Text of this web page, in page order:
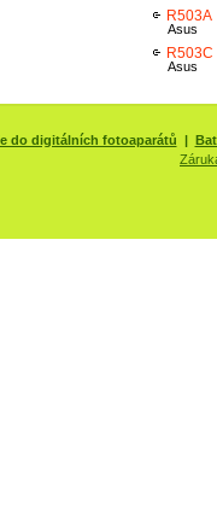
R503A
Asus
R503C
Asus
do digitálních fotoaparátů |